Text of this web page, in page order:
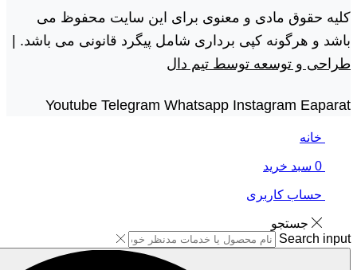
کلیه حقوق مادی و معنوی برای این سایت محفوظ می
باشد و هرگونه کپی برداری شامل پیگرد قانونی می باشد. |
طراحی و توسعه توسط تیم دال
Youtube Telegram Whatsapp Instagram Eaparat
خانه
0 سبد خرید
حساب کاربری
جستجو
Search input